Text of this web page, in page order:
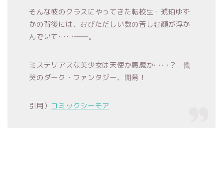
そんな彼のクラスにやってきた転校生・琥珀ゆず
かの背後には、おびただしい数の苦しむ顔が浮か
んでいて……――。
ミステリアスな美少女は天使か悪魔か……？ 慟
哭のダーク・ファンタジー、開幕！
引用） コミックシーモア